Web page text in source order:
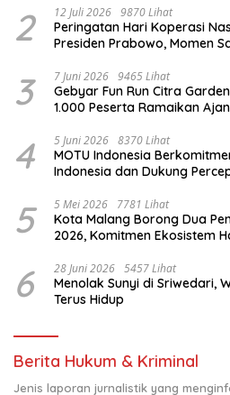
2 12 Juli 2026 9870 Lihat
Peringatan Hari Koperasi
Presiden Prabowo, Momen
3 7 Juni 2026 9465 Lihat
Gebyar Fun Run Citra
1.000 Peserta Ramaikan
4 5 Juni 2026 8370 Lihat
MOTU Indonesia
Indonesia dan Dukung
5 5 Mei 2026 7781 Lihat
Kota Malang Borong Dua
2026, Komitmen Ekosistem
6 28 Juni 2026 5457 Lihat
Menolak Sunyi di Sriwedari,
Terus Hidup
Berita Hukum & Kriminal
Jenis laporan jurnalistik yang